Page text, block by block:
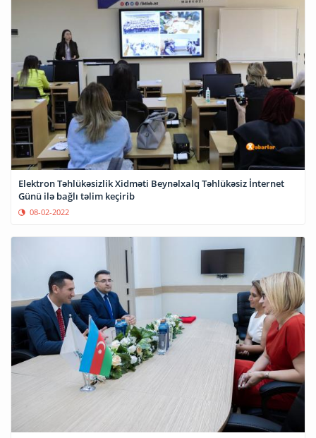
Elektron Təhlükəsizlik Xidməti Beynəlxalq Təhlükəsiz İnternet
Günü ilə bağlı təlim keçirib
08-02-2022